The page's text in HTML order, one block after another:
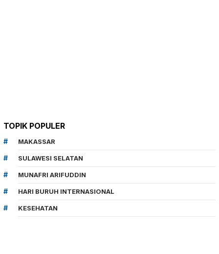
TOPIK POPULER
MAKASSAR
SULAWESI SELATAN
MUNAFRI ARIFUDDIN
HARI BURUH INTERNASIONAL
KESEHATAN